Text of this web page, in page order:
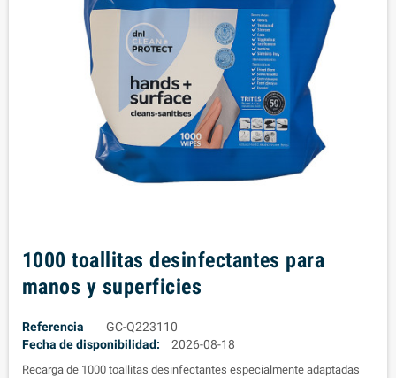
1000 toallitas desinfectantes para
manos y superficies
Referencia
GC-Q223110
Fecha de disponibilidad:
2026-08-18
Recarga de 1000 toallitas desinfectantes especialmente adaptadas